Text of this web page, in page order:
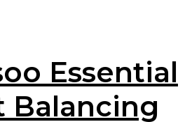
Essential
Balancing